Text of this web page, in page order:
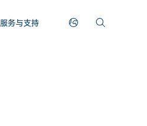
服务与支持